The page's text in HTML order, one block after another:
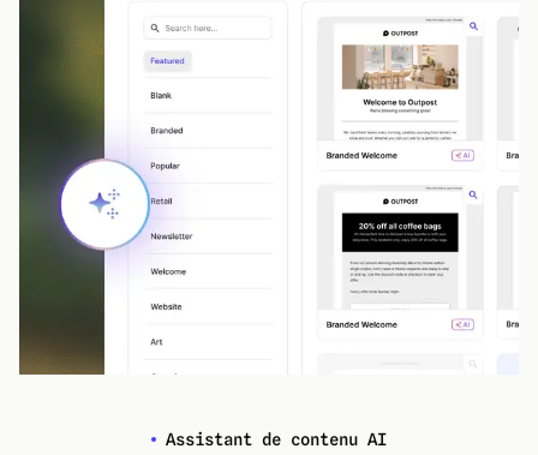
Assistant de contenu AI